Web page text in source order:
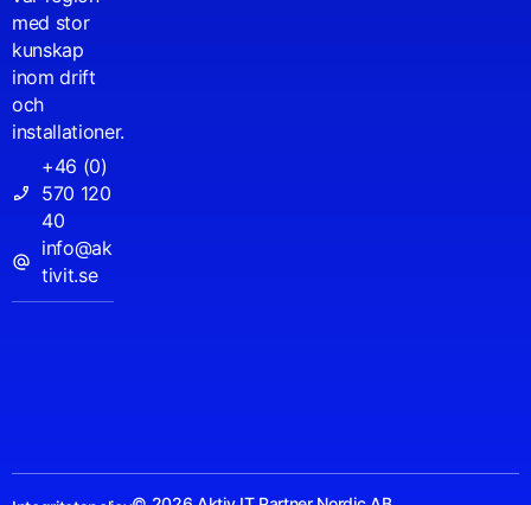
med stor
kunskap
inom drift
och
installationer.
+46 (0)
570 120
40
info@ak
tivit.se